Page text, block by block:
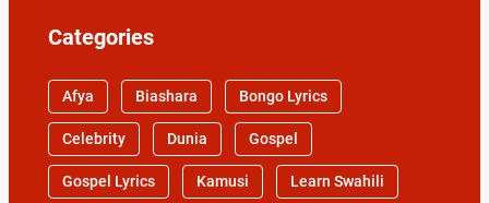
Categories
Afya Biashara Bongo Lyrics
Celebrity Dunia Gospel
Gospel Lyrics Kamusi Learn Swahili